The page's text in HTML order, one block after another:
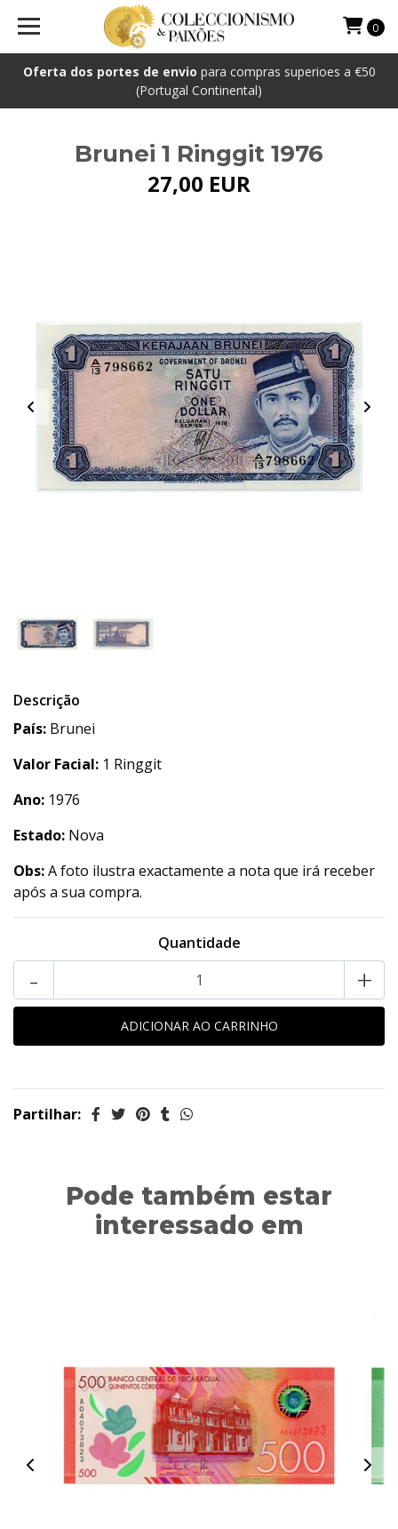
Oferta dos portes de envio para compras superioes a €50
(Portugal Continental)
0
Brunei 1 Ringgit 1976
27,00 EUR
Descrição
País: Brunei
Valor Facial: 1 Ringgit
Ano: 1976
Estado: Nova
Obs:A foto ilustra exactamente a nota que irá receber
após a sua compra.
Quantidade
- +
Partilhar:
Pode também estar
interessado em